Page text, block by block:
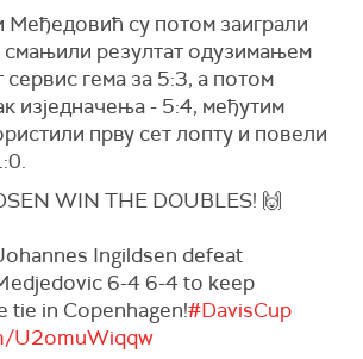
Међедовић су потом заиграли
смањили резултат одузимањем
сервис гема за 5:3, а потом
изједначења - 5:4, међутим
прву сет лопту и повели
WIN THE DOUBLES! 🙌
Ingildsen defeat
6-4 6-4 to keep
tie in Copenhagen!#DavisCup
U2omuWiqqw